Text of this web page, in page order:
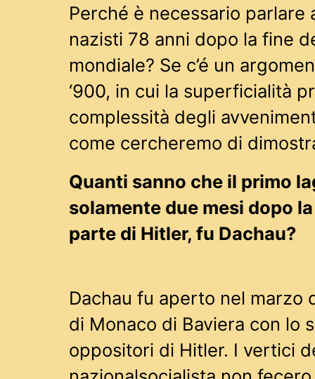
Perché è necessario parlare
nazisti 78 anni dopo la fine
mondiale? Se c’é un
‘900, in cui la superficialità
complessità degli
come cercheremo di
Quanti sanno che il primo
solamente due mesi dopo
parte di Hitler, fu Dachau?
Dachau fu aperto nel marzo
di Monaco di Baviera con lo
oppositori di Hitler. I vertici